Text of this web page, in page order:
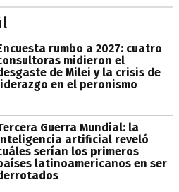
rumbo a 2027: cuatro
midieron el
de Milei y la crisis de
en el peronismo
Guerra Mundial: la
artificial reveló
serían los primeros
latinoamericanos en ser